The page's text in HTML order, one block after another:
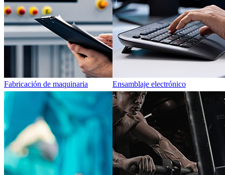
Fabricación de maquinaria Ensamblaje electrónico